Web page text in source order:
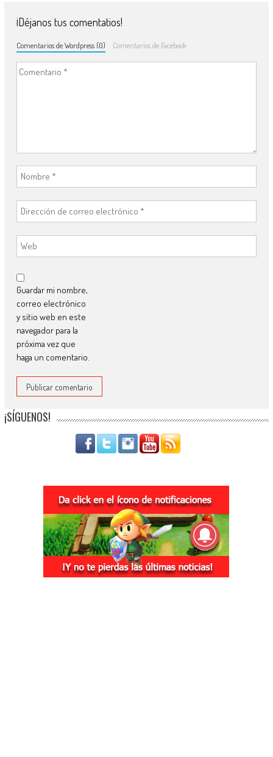
¡Déjanos tus comentatios!
Comentarios de Wordpress (0) Comentarios de Facebook
Guardar mi nombre,
correo electrónico
y sitio web en este
navegador para la
próxima vez que
haga un comentario.
¡SÍGUENOS!